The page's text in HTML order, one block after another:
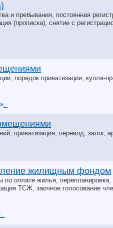
и пребывания, постоянная
(прописка), снятие с
порядок приватизации, купля-
приватизация, перевод, залог,
жилищным фондом
оплате жилья, перепланировка,
ТСЖ, заочное голосование